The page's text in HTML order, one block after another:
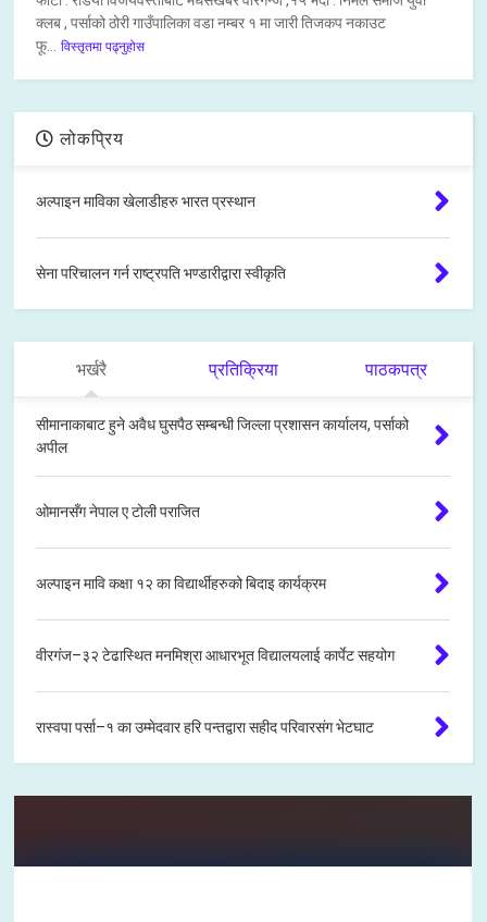
क्लब , पर्साको ठोरी गाउँपालिका वडा नम्बर १ मा जारी तिजकप नकाउट
फू...
विस्तृतमा पढ्नुहोस
लोकप्रिय
अल्पाइन माविका खेलाडीहरु भारत प्रस्थान
सेना परिचालन गर्न राष्ट्रपति भण्डारीद्वारा स्वीकृति
भर्खरै प्रतिक्रिया पाठकपत्र
सीमानाकाबाट हुने अवैध घुसपैठ सम्बन्धी जिल्ला प्रशासन कार्यालय, पर्साको
अपील
ओमानसँग नेपाल ए टोली पराजित
अल्पाइन मावि कक्षा १२ का विद्यार्थीहरुको बिदाइ कार्यक्रम
वीरगंज–३२ टेढास्थित मनमिश्रा आधारभूत विद्यालयलाई कार्पेट सहयोग
रास्वपा पर्सा–१ का उम्मेदवार हरि पन्तद्वारा सहीद परिवारसंग भेटघाट